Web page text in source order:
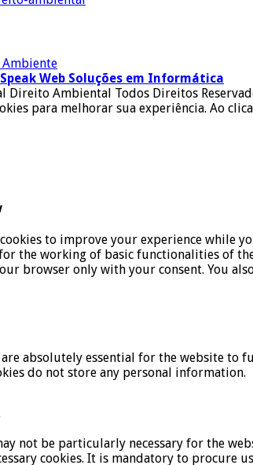
Speak Web Soluções em Informática
Ambiental Todos Direitos
para melhorar sua experiência. Ao
to improve your experience while
the working of basic functionalities of
browser only with your consent. You
are absolutely essential for the website
do not store any personal information.
not be particularly necessary for the
cookies. It is mandatory to procure